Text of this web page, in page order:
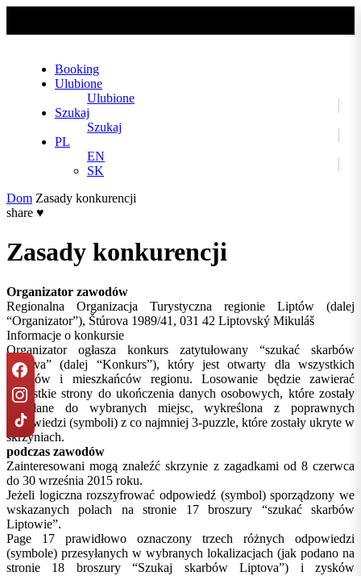
Booking
Ulubione
Ulubione
Szukaj
Szukaj
PL
EN
SK
Dom Zasady konkurencji
share ♥
Zasady konkurencji
Organizator zawodów
Regionalna Organizacja Turystyczna regionie Liptów (dalej
“Organizator”), Štúrova 1989/41, 031 42 Liptovský Mikuláš
Informacje o konkursie
Organizator ogłasza konkurs zatytułowany “szukać skarbów
Liptova” (dalej “Konkurs”), który jest otwarty dla wszystkich
turystów i mieszkańców regionu. Losowanie będzie zawierać
wszystkie strony do ukończenia danych osobowych, które zostały
przesłane do wybranych miejsc, wykreślona z poprawnych
odpowiedzi (symboli) z co najmniej 3-puzzle, które zostały ukryte w
skrzyniach.
podczas zawodów
Zainteresowani mogą znaleźć skrzynie z zagadkami od 8 czerwca
do 30 września 2015 roku.
Jeżeli logiczna rozszyfrować odpowiedź (symbol) sporządzony we
wskazanych polach na stronie 17 broszury “szukać skarbów
Liptowie”.
Page 17 prawidłowo oznaczony trzech różnych odpowiedzi
(symbole) przesyłanych w wybranych lokalizacjach (jak podano na
stronie 18 broszury “Szukaj skarbów Liptova”) i zysków